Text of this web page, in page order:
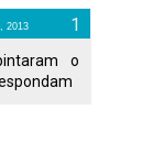
2013
o